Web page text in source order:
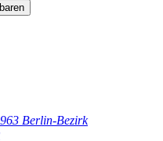
Berlin-Bezirk